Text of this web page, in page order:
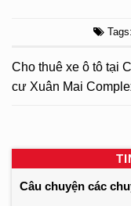
Tags:
Cho thuê xe ô tô tại
cư Xuân Mai
Câu chuyện các